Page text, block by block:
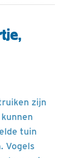
zijn
tuin
Vogels